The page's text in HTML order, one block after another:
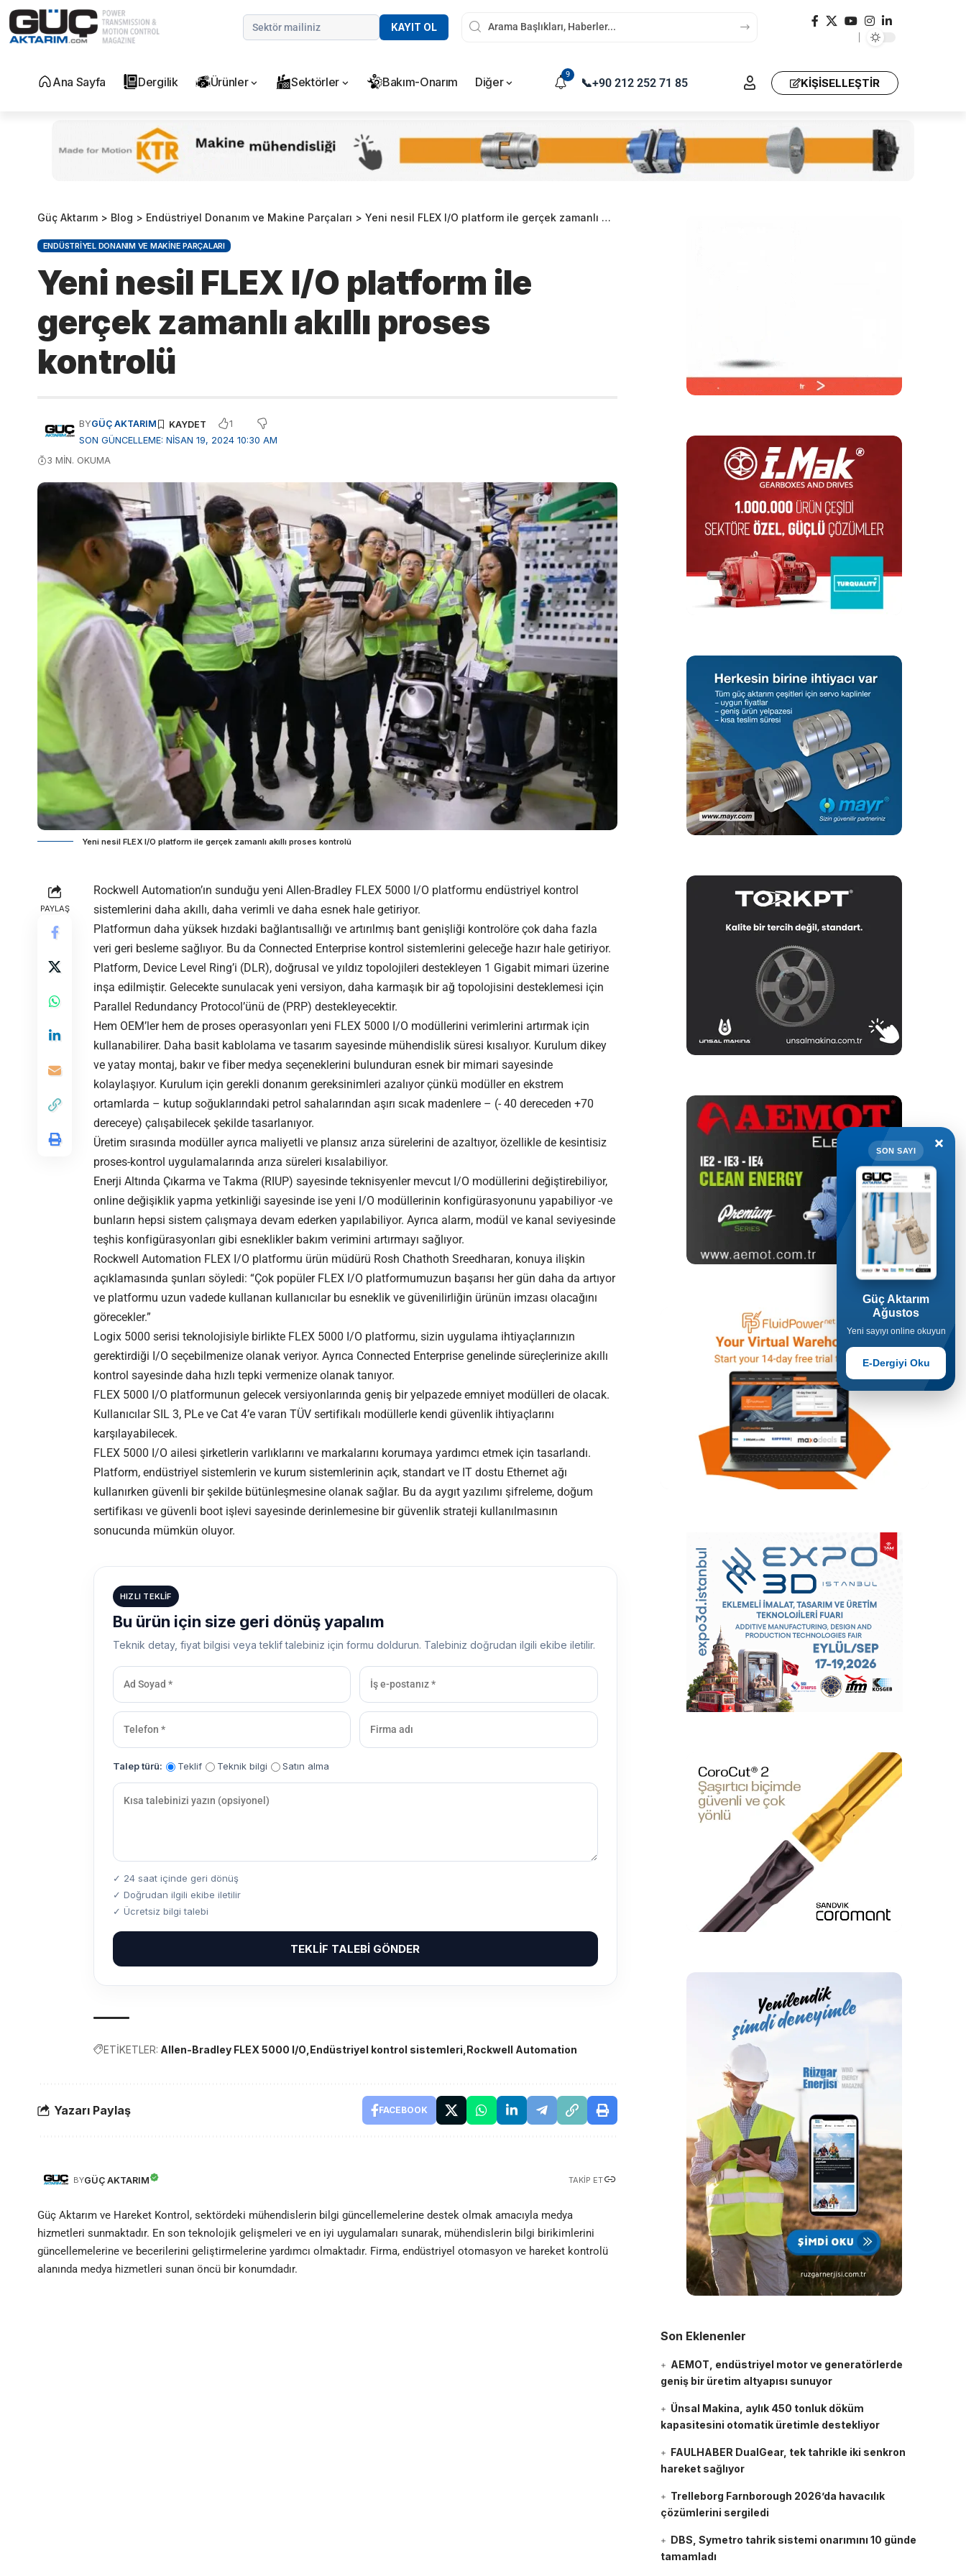
KAYIT OL
Ana Sayfa Dergilik Ürünler Sektörler Bakım-Onarım Diğer
9
📞+90 212 252 71 85 KIŞISELLEŞTIR
Güç Aktarım > Blog > Endüstriyel Donanım ve Makine Parçaları > Yeni nesil FLEX I/O platform ile gerçek zamanlı akıllı proses kontrolü
ENDÜSTRIYEL DONANIM VE MAKINE PARÇALARI
Yeni nesil FLEX I/O platform ile
gerçek zamanlı akıllı proses
kontrolü
SON GÜNCELLEME: NISAN 19, 2024 10:30 AM
BYGÜÇ AKTARIM 1
3 MIN. OKUMA
Yeni nesil FLEX I/O platform ile gerçek zamanlı akıllı proses kontrolü
PAYLAŞ
Rockwell Automation’ın sunduğu yeni Allen-Bradley FLEX 5000 I/O platformu endüstriyel kontrol
sistemlerini daha akıllı, daha verimli ve daha esnek hale getiriyor.
Platformun daha yüksek hızdaki bağlantısallığı ve artırılmış bant genişliği kontrolöre çok daha fazla
veri geri besleme sağlıyor. Bu da Connected Enterprise kontrol sistemlerini geleceğe hazır hale getiriyor.
Platform, Device Level Ring’i (DLR), doğrusal ve yıldız topolojileri destekleyen 1 Gigabit mimari üzerine
inşa edilmiştir. Gelecekte sunulacak yeni versiyon, daha karmaşık bir ağ topolojisini desteklemesi için
Parallel Redundancy Protocol’ünü de (PRP) destekleyecektir.
Hem OEM’ler hem de proses operasyonları yeni FLEX 5000 I/O modüllerini verimlerini artırmak için
kullanabilirer. Daha basit kablolama ve tasarım sayesinde mühendislik süresi kısalıyor. Kurulum dikey
ve yatay montaj, bakır ve fiber medya seçeneklerini bulunduran esnek bir mimari sayesinde
kolaylaşıyor. Kurulum için gerekli donanım gereksinimleri azalıyor çünkü modüller en ekstrem
ortamlarda – kutup soğuklarındaki petrol sahalarından aşırı sıcak madenlere – (- 40 dereceden +70
dereceye) çalışabilecek şekilde tasarlanıyor.
Üretim sırasında modüller ayrıca maliyetli ve plansız arıza sürelerini de azaltıyor, özellikle de kesintisiz
proses-kontrol uygulamalarında arıza süreleri kısalabiliyor.
Enerji Altında Çıkarma ve Takma (RIUP) sayesinde teknisyenler mevcut I/O modüllerini değiştirebiliyor,
online değişiklik yapma yetkinliği sayesinde ise yeni I/O modüllerinin konfigürasyonunu yapabiliyor -ve
bunların hepsi sistem çalışmaya devam ederken yapılabiliyor. Ayrıca alarm, modül ve kanal seviyesinde
teşhis konfigürasyonları gibi esneklikler bakım verimini artırmayı sağlıyor.
Rockwell Automation FLEX I/O platformu ürün müdürü Rosh Chathoth Sreedharan, konuya ilişkin
açıklamasında şunları söyledi: “Çok popüler FLEX I/O platformumuzun başarısı her gün daha da artıyor
ve platformu uzun vadede kullanan kullanıcılar bu esneklik ve güvenilirliğin ürünün imzası olacağını
görecekler.”
Logix 5000 serisi teknolojisiyle birlikte FLEX 5000 I/O platformu, sizin uygulama ihtiyaçlarınızın
gerektirdiği I/O seçebilmenize olanak veriyor. Ayrıca Connected Enterprise genelinde süreçlerinize akıllı
kontrol sayesinde daha hızlı tepki vermenize olanak tanıyor.
FLEX 5000 I/O platformunun gelecek versiyonlarında geniş bir yelpazede emniyet modülleri de olacak.
Kullanıcılar SIL 3, PLe ve Cat 4’e varan TÜV sertifikalı modüllerle kendi güvenlik ihtiyaçlarını
karşılayabilecek.
FLEX 5000 I/O ailesi şirketlerin varlıklarını ve markalarını korumaya yardımcı etmek için tasarlandı.
Platform, endüstriyel sistemlerin ve kurum sistemlerinin açık, standart ve IT dostu Ethernet ağı
kullanırken güvenli bir şekilde bütünleşmesine olanak sağlar. Bu da aygıt yazılımı şifreleme, doğum
sertifikası ve güvenli boot işlevi sayesinde derinlemesine bir güvenlik strateji kullanılmasının
sonucunda mümkün oluyor.
HIZLI TEKLIF
Bu ürün için size geri dönüş yapalım
Teknik detay, fiyat bilgisi veya teklif talebiniz için formu doldurun. Talebiniz doğrudan ilgili ekibe iletilir.
Talep türü: Teklif Teknik bilgi Satın alma
✓ 24 saat içinde geri dönüş
✓ Doğrudan ilgili ekibe iletilir
✓ Ücretsiz bilgi talebi
TEKLIF TALEBI GÖNDER
ETİKETLER: Allen-Bradley FLEX 5000 I/O Endüstriyel kontrol sistemleri Rockwell Automation
Yazarı Paylaş FACEBOOK
BYGÜÇ AKTARIM TAKIP ET
Güç Aktarım ve Hareket Kontrol, sektördeki mühendislerin bilgi güncellemelerine destek olmak amacıyla medya
hizmetleri sunmaktadır. En son teknolojik gelişmeleri ve en iyi uygulamaları sunarak, mühendislerin bilgi birikimlerini
güncellemelerine ve becerilerini geliştirmelerine yardımcı olmaktadır. Firma, endüstriyel otomasyon ve hareket kontrolü
alanında medya hizmetleri sunan öncü bir konumdadır.
Son Eklenenler
AEMOT, endüstriyel motor ve generatörlerde
geniş bir üretim altyapısı sunuyor
Ünsal Makina, aylık 450 tonluk döküm
kapasitesini otomatik üretimle destekliyor
FAULHABER DualGear, tek tahrikle iki senkron
hareket sağlıyor
Trelleborg Farnborough 2026’da havacılık
çözümlerini sergiledi
DBS, Symetro tahrik sistemi onarımını 10 günde
tamamladı
×
SON SAYI
Güç Aktarım
Ağustos
Yeni sayıyı online okuyun
E-Dergiyi Oku